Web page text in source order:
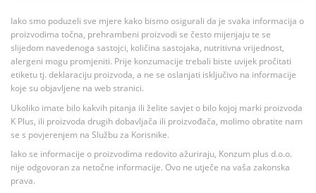
Iako smo poduzeli sve mjere kako bismo osigurali da je svaka informacija o
proizvodima točna, prehrambeni proizvodi se često mijenjaju te se
slijedom navedenoga sastojci, količina sastojaka, nutritivna vrijednost,
alergeni mogu promjeniti. Prije konzumacije trebali biste uvijek pročitati
etiketu tj. deklaraciju proizvoda, a ne se oslanjati isključivo na informacije
koje su objavljene na web stranici.
Ukoliko imate bilo kakvih pitanja ili želite savjet o bilo kojoj marki proizvoda
K Plus, ili proizvoda drugih dobavljača ili proizvođača, molimo obratite nam
se s povjerenjem na Službu za Korisnike.
Iako se informacije o proizvodima redovito ažuriraju, Konzum plus d.o.o.
nije odgovoran za netočne informacije. Ovo ne utječe na vaša zakonska
prava.